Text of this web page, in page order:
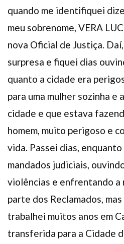
quando me identifiquei
meu sobrenome, VERA
nova Oficial de Justiça.
surpresa e fiquei dias
quanto a cidade era
para uma mulher sozinha e
cidade e que estava
homem, muito perigoso e
vida. Passei dias,
mandados judiciais,
violências e enfrentando a
parte dos Reclamados,
trabalhei muitos anos em
transferida para a Cidade